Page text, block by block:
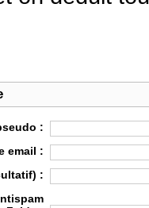
:
email :
(facultatif) :